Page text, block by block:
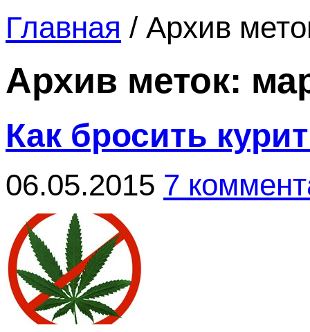
Главная / Архив
Архив меток:
Как бросить
06.05.2015 7